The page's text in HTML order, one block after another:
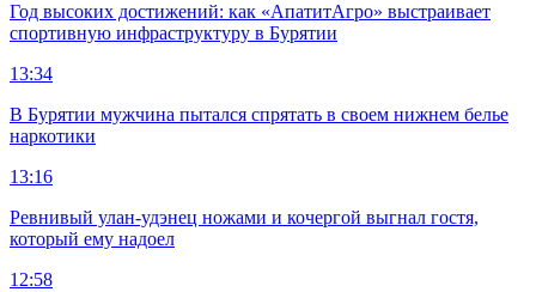
Год высоких достижений: как «АпатитАгро» выстраивает
спортивную инфраструктуру в Бурятии
13:34
В Бурятии мужчина пытался спрятать в своем нижнем белье
наркотики
13:16
Ревнивый улан-удэнец ножами и кочергой выгнал гостя,
который ему надоел
12:58